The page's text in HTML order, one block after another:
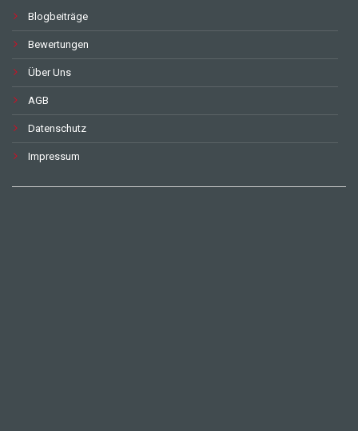
Blogbeiträge
Bewertungen
Über Uns
AGB
Datenschutz
Impressum